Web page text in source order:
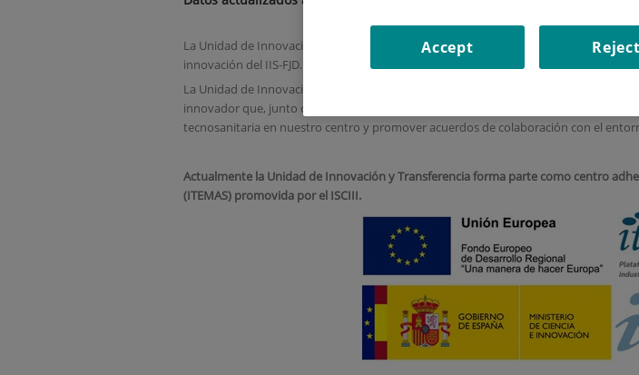
La Unidad de Innovación y Transferencia del IIS-Fundación Jiménez Díaz (IIS-FJD) ha
innovación del IIS-FJD. Está dirigida por la Directora Científica del IIS-FJD, la Dra.
La Unidad de Innovación cuenta con un equipo de apoyo multidisciplinar de
innovador que, junto con personal de gestión de proyectos, personal de
tecnosanitaria en nuestro centro y promover acuerdos de colaboración con el
Actualmente la Unidad de Innovación y Transferencia forma parte como centro
(ITEMAS) promovida por el ISCIII.
Reject
Accept